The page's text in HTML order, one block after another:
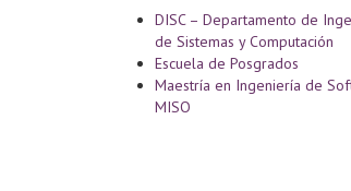
DISC – Departamento de
de Sistemas y Computación
Escuela de Posgrados
Maestría en Ingeniería de
MISO